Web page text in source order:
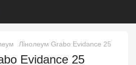
Лінолеум Grabo Evidance 25
Evidance 25